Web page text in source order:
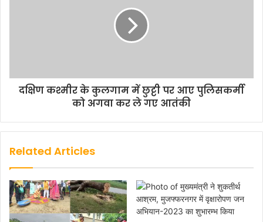
दक्षिण कश्मीर के कुलगाम में छुट्टी पर आए पुलिसकर्मी
को अगवा कर ले गए आतंकी
Related Articles